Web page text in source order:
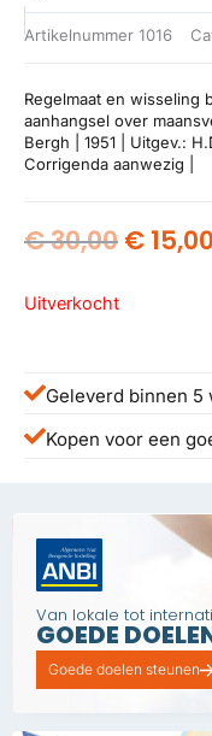
Artikelnummer 1016
Regelmaat en wisseling
aanhangsel over
Bergh | 1951 | Uitgev.:
Corrigenda aanwezig |
€30,00 € 15,00
Uitverkocht
Geleverd binnen 5
Kopen voor een
Van lokale tot
GOEDE
Goede doelen steunen